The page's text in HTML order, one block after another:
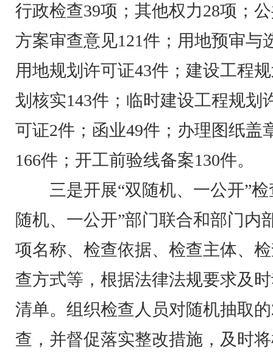
行政检查39项；其他权力28项；
方案审查意见121件；用地预审与
用地规划许可证43件；建设工程
划核实143件；临时建设工程规划
可证2件；函业49件；办理图纸盖
166件；开工前验线备案130件。
三是开展“双随机、一公开”
随机、一公开”部门联合和部门内
项名称、检查依据、检查主体、
查方式等，根据法律法规要求及
清单。组织检查人员对随机抽取
查，并督促落实整改措施，及时